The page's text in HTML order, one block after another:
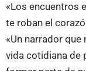
«Los encuentros
te roban el
«Un narrador
vida cotidiana de